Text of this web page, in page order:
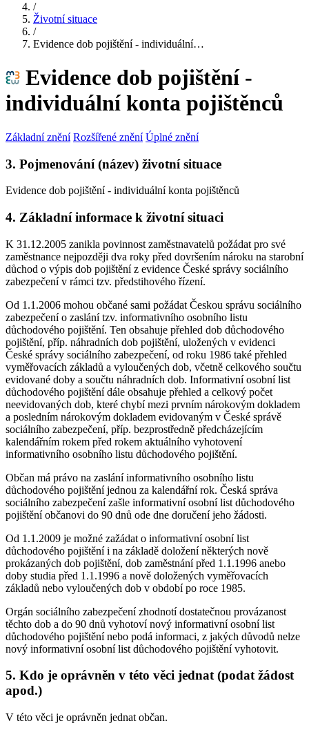
/
Životní situace
/
Evidence dob pojištění - individuální…
Evidence dob pojištění -
individuální konta pojištěnců
Základní znění Rozšířené znění Úplné znění
3. Pojmenování (název) životní situace
Evidence dob pojištění - individuální konta pojištěnců
4. Základní informace k životní situaci
K 31.12.2005 zanikla povinnost zaměstnavatelů požádat pro své
zaměstnance nejpozději dva roky před dovršením nároku na starobní
důchod o výpis dob pojištění z evidence České správy sociálního
zabezpečení v rámci tzv. předstihového řízení.
Od 1.1.2006 mohou občané sami požádat Českou správu sociálního
zabezpečení o zaslání tzv. informativního osobního listu
důchodového pojištění. Ten obsahuje přehled dob důchodového
pojištění, příp. náhradních dob pojištění, uložených v evidenci
České správy sociálního zabezpečení, od roku 1986 také přehled
vyměřovacích základů a vyloučených dob, včetně celkového součtu
evidované doby a součtu náhradních dob. Informativní osobní list
důchodového pojištění dále obsahuje přehled a celkový počet
neevidovaných dob, které chybí mezi prvním nárokovým dokladem
a posledním nárokovým dokladem evidovaným v České správě
sociálního zabezpečení, příp. bezprostředně předcházejícím
kalendářním rokem před rokem aktuálního vyhotovení
informativního osobního listu důchodového pojištění.
Občan má právo na zaslání informativního osobního listu
důchodového pojištění jednou za kalendářní rok. Česká správa
sociálního zabezpečení zašle informativní osobní list důchodového
pojištění občanovi do 90 dnů ode dne doručení jeho žádosti.
Od 1.1.2009 je možné zažádat o informativní osobní list
důchodového pojištění i na základě doložení některých nově
prokázaných dob pojištění, dob zaměstnání před 1.1.1996 anebo
doby studia před 1.1.1996 a nově doložených vyměřovacích
základů nebo vyloučených dob v období po roce 1985.
Orgán sociálního zabezpečení zhodnotí dostatečnou provázanost
těchto dob a do 90 dnů vyhotoví nový informativní osobní list
důchodového pojištění nebo podá informaci, z jakých důvodů nelze
nový informativní osobní list důchodového pojištění vyhotovit.
5. Kdo je oprávněn v této věci jednat (podat žádost
apod.)
V této věci je oprávněn jednat občan.